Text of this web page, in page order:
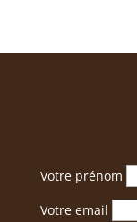
Votre prénom
Votre email